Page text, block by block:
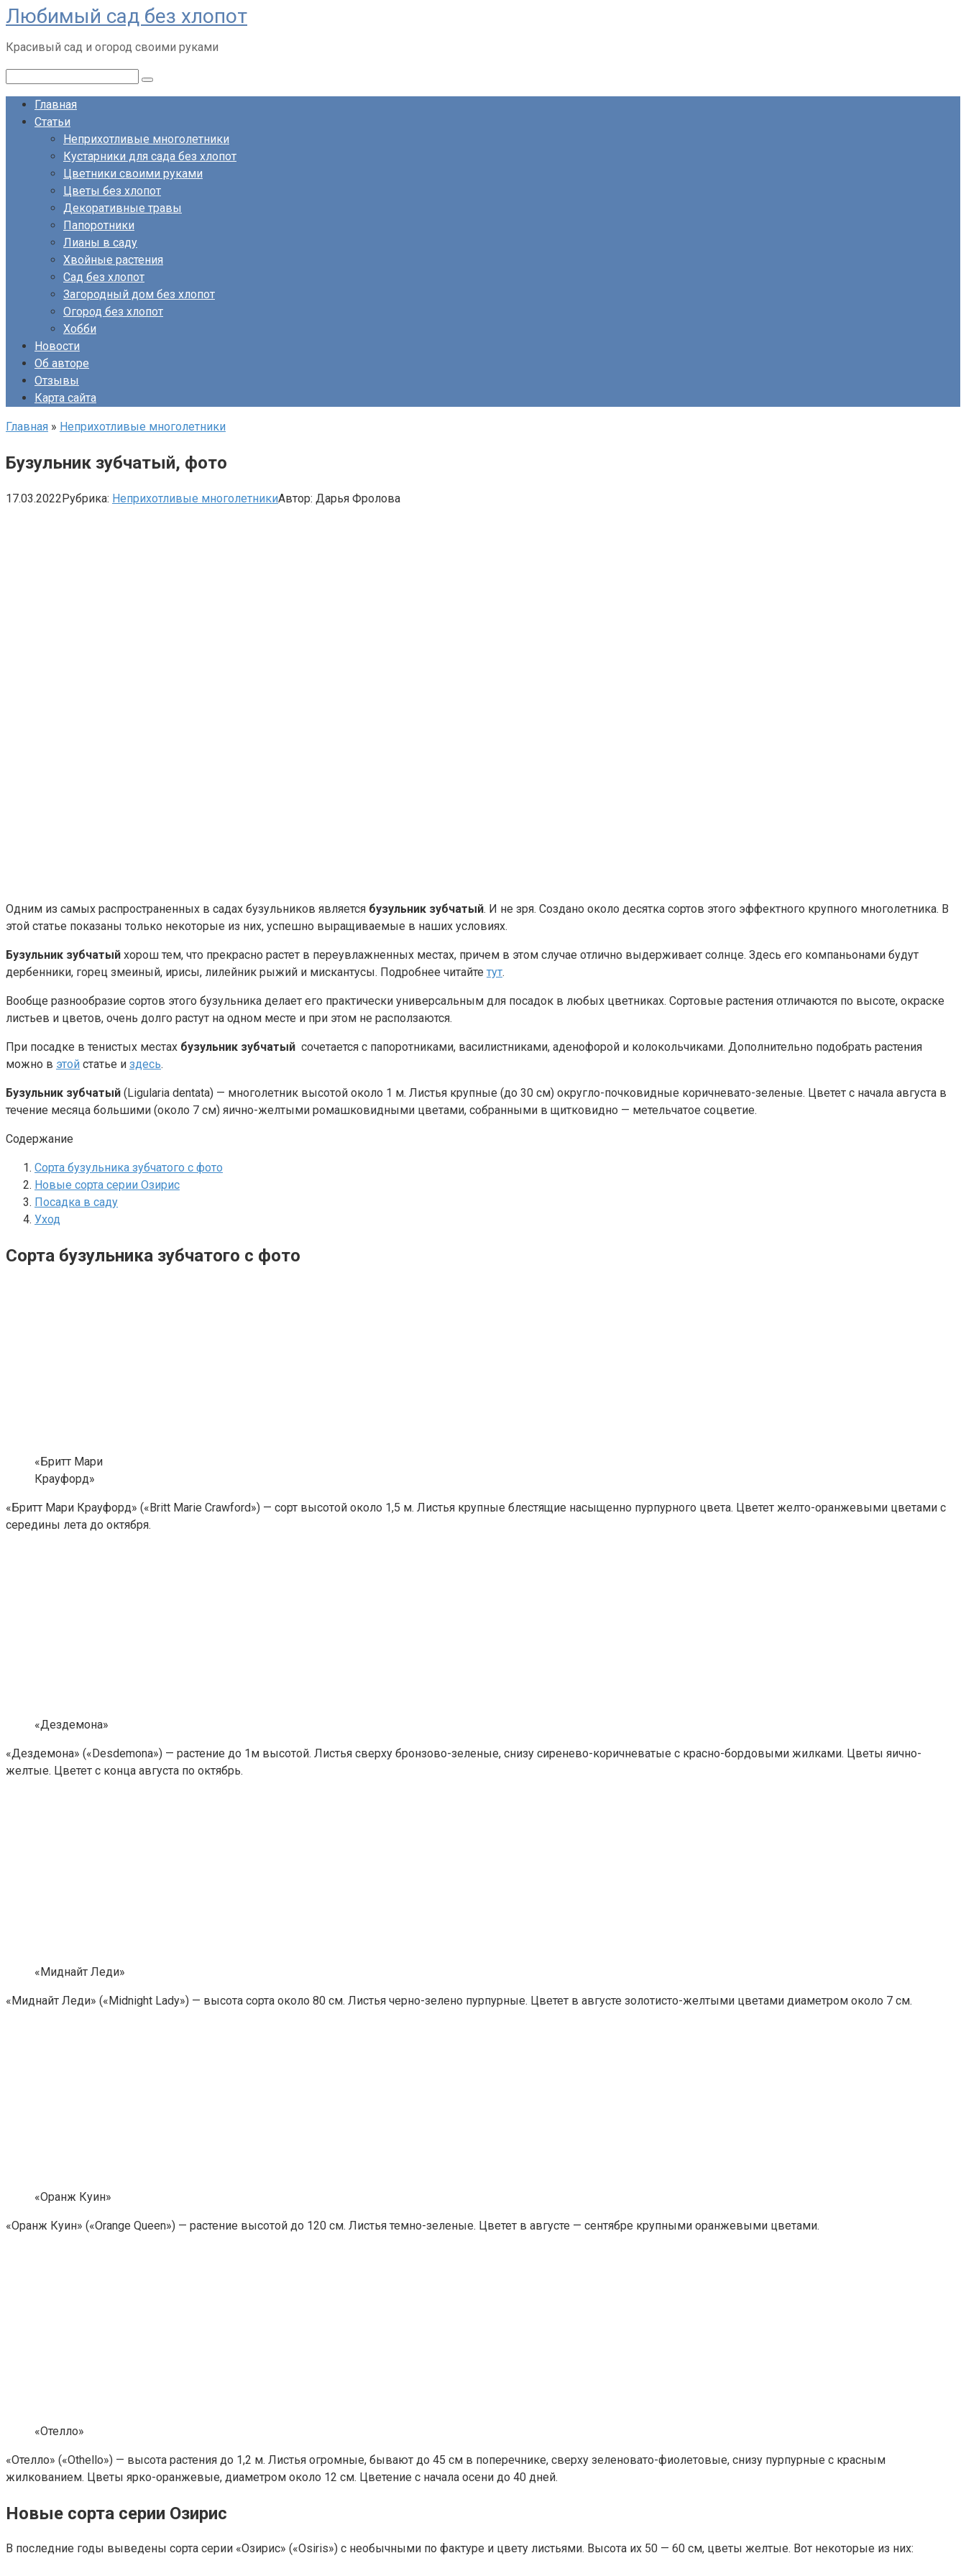
Перейти
к
контенту
Любимый сад без хлопот
Красивый сад и огород своими руками
Главная
Статьи
Неприхотливые многолетники
Кустарники для сада без хлопот
Цветники своими руками
Цветы без хлопот
Декоративные травы
Папоротники
Лианы в саду
Хвойные растения
Сад без хлопот
Загородный дом без хлопот
Огород без хлопот
Хобби
Новости
Об авторе
Отзывы
Карта сайта
Главная » Неприхотливые многолетники
Бузульник зубчатый, фото
17.03.2022Рубрика: Неприхотливые многолетникиАвтор: Дарья Фролова
Одним из самых распространенных в садах бузульников является бузульник зубчатый. И не зря. Создано около десятка сортов этого эффектного крупного многолетника. В
этой статье показаны только некоторые из них, успешно выращиваемые в наших условиях.
Бузульник зубчатый хорош тем, что прекрасно растет в переувлажненных местах, причем в этом случае отлично выдерживает солнце. Здесь его компаньонами будут
дербенники, горец змеиный, ирисы, лилейник рыжий и мискантусы. Подробнее читайте тут.
Вообще разнообразие сортов этого бузульника делает его практически универсальным для посадок в любых цветниках. Сортовые растения отличаются по высоте, окраске
листьев и цветов, очень долго растут на одном месте и при этом не расползаются.
При посадке в тенистых местах бузульник зубчатый сочетается с папоротниками, василистниками, аденофорой и колокольчиками. Дополнительно подобрать растения
можно в этой статье и здесь.
Бузульник зубчатый (Ligularia dentata) — многолетник высотой около 1 м. Листья крупные (до 30 см) округло-почковидные коричневато-зеленые. Цветет с начала августа в
течение месяца большими (около 7 см) яично-желтыми ромашковидными цветами, собранными в щитковидно — метельчатое соцветие.
Содержание
Сорта бузульника зубчатого с фото
Новые сорта серии Озирис
Посадка в саду
Уход
Сорта бузульника зубчатого с фото
«Бритт Мари
Крауфорд»
«Бритт Мари Крауфорд» («Britt Marie Crawford») — сорт высотой около 1,5 м. Листья крупные блестящие насыщенно пурпурного цвета. Цветет желто-оранжевыми цветами с
середины лета до октября.
«Дездемона»
«Дездемона» («Desdemona») — растение до 1м высотой. Листья сверху бронзово-зеленые, снизу сиренево-коричневатые с красно-бордовыми жилками. Цветы яично-
желтые. Цветет с конца августа по октябрь.
«Миднайт Леди»
«Миднайт Леди» («Midnight Lady») — высота сорта около 80 см. Листья черно-зелено пурпурные. Цветет в августе золотисто-желтыми цветами диаметром около 7 см.
«Оранж Куин»
«Оранж Куин» («Orange Queen») — растение высотой до 120 см. Листья темно-зеленые. Цветет в августе — сентябре крупными оранжевыми цветами.
«Отелло»
«Отелло» («Othello») — высота растения до 1,2 м. Листья огромные, бывают до 45 см в поперечнике, сверху зеленовато-фиолетовые, снизу пурпурные с красным
жилкованием. Цветы ярко-оранжевые, диаметром около 12 см. Цветение с начала осени до 40 дней.
Новые сорта серии Озирис
В последние годы выведены сорта серии «Озирис» («Osiris») с необычными по фактуре и цвету листьями. Высота их 50 — 60 см, цветы желтые. Вот некоторые из них: